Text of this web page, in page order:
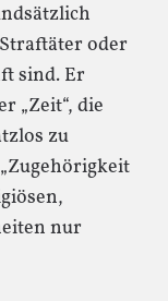
oder
sind. Er
„Zeit“, die
zu
nur